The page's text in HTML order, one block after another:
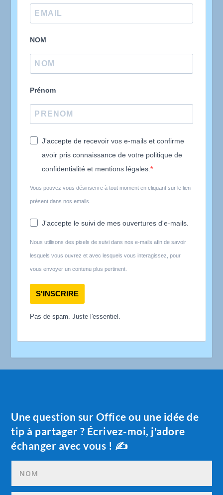
NOM
Prénom
J'accepte de recevoir vos e-mails et confirme
avoir pris connaissance de votre politique de
confidentialité et mentions légales.
Vous pouvez vous désinscrire à tout moment en cliquant sur le lien
présent dans nos emails.
J'accepte le suivi de mes ouvertures d'e-mails.
Nous utilisons des pixels de suivi dans nos e-mails afin de savoir
lesquels vous ouvrez et avec lesquels vous interagissez, pour
vous envoyer un contenu plus pertinent.
S'INSCRIRE
Pas de spam. Juste l'essentiel.
Une question sur Office ou une idée de
tip à partager ? Écrivez-moi, j'adore
échanger avec vous ! ✍️